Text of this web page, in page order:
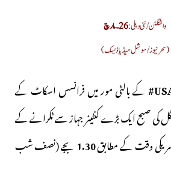
واشنگٹن/نئی دہلی:26۔مارچ
(سحرنیوز/سوشل میڈیا ڈیسک)
کے بالٹی مور میں فرانسس اسکاٹ کے
کی صبح ایک بڑے کنٹینر جہاز سے ٹکرانے کے
امریکی وقت کے مطابق1.30بجے (نصف شب